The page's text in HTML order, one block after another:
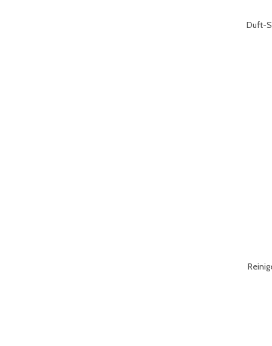
Duft-